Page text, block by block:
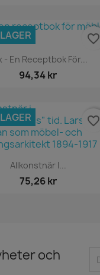
Snabbvy
- En Receptbok För...
94,34 kr
favorite_border
Snabbvy
Allkonstnär I...
75,26 kr
favorite_border
och